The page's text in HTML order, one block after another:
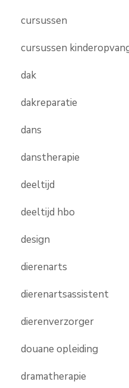
cursussen
cursussen
dak
dakreparatie
dans
danstherapie
deeltijd
deeltijd hbo
design
dierenarts
dierenartsassistent
dierenverzorger
douane opleiding
dramatherapie